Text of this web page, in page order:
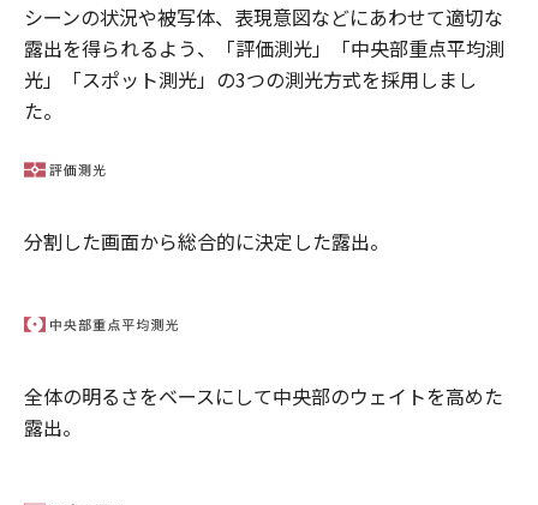
シーンの状況や被写体、表現意図などにあわせて適切な
露出を得られるよう、「評価測光」「中央部重点平均測
光」「スポット測光」の3つの測光方式を採用しまし
た。
分割した画面から総合的に決定した露出。
全体の明るさをベースにして中央部のウェイトを高めた
露出。